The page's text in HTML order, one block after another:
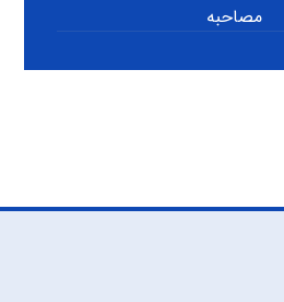
مصاحبه